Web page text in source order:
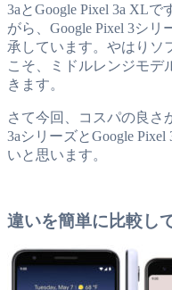
3aとGoogle Pixel 3a XL
がら、Google Pixel 3シ
承しています。やはりソ
こそ、ミドルレンジモデ
きます。
さて今回、コスパの良さ
3aシリーズとGoogle
いと思います。
違いを簡単に比較し